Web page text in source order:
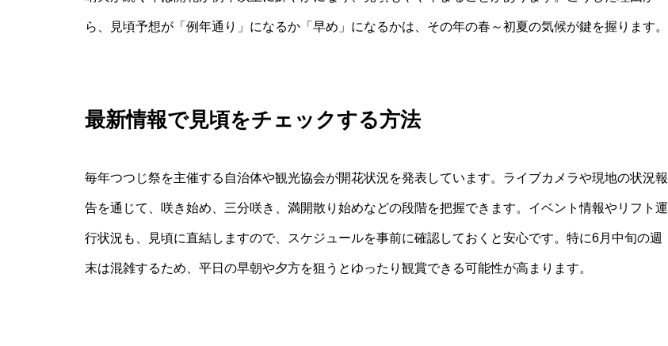
ら、見頃予想が「例年通り」になるか「早め」になるかは、その年の春～初夏の気候が鍵を握ります。
最新情報で見頃をチェックする方法
毎年つつじ祭を主催する自治体や観光協会が開花状況を発表しています。ライブカメラや現地の状況報
告を通じて、咲き始め、三分咲き、満開散り始めなどの段階を把握できます。イベント情報やリフト運
行状況も、見頃に直結しますので、スケジュールを事前に確認しておくと安心です。特に6月中旬の週
末は混雑するため、平日の早朝や夕方を狙うとゆったり観賞できる可能性が高まります。